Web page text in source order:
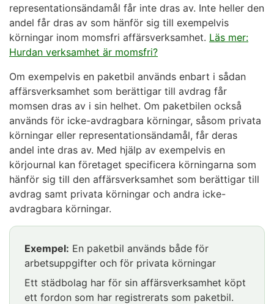
representationsändamål får inte dras av. Inte heller den
andel får dras av som hänför sig till exempelvis
körningar inom momsfri affärsverksamhet. Läs mer:
Hurdan verksamhet är momsfri?
Om exempelvis en paketbil används enbart i sådan
affärsverksamhet som berättigar till avdrag får
momsen dras av i sin helhet. Om paketbilen också
används för icke-avdragbara körningar, såsom privata
körningar eller representationsändamål, får deras
andel inte dras av. Med hjälp av exempelvis en
körjournal kan företaget specificera körningarna som
hänför sig till den affärsverksamhet som berättigar till
avdrag samt privata körningar och andra icke-
avdragbara körningar.
Exempel: En paketbil används både för
arbetsuppgifter och för privata körningar
Ett städbolag har för sin affärsverksamhet köpt
ett fordon som har registrerats som paketbil.